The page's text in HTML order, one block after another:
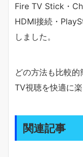
Fire TV Stick・
HDMI接続・
しました。
どの方法も比較
TV視聴を快適に楽
関連記事